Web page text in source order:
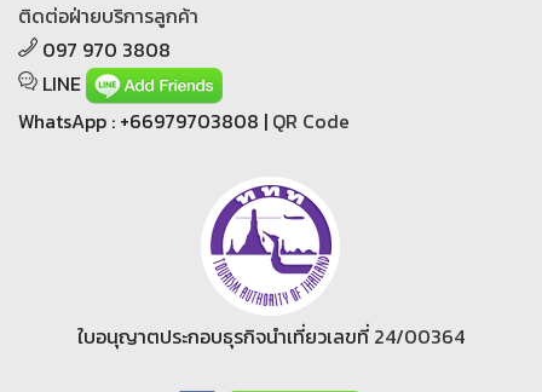
ติดต่อฝ่ายบริการลูกค้า
097 970 3808
LINE
WhatsApp : +66979703808 | QR Code
ใบอนุญาตประกอบธุรกิจนำเที่ยวเลขที่ 24/00364